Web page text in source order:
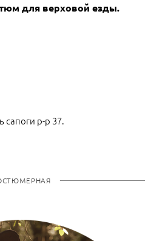
для верховой езды.
сапоги р-р 37.